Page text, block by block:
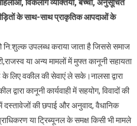
को
नि:शुल्क
प्राप्ति
के
लिए
सहायता
एवं
विकलांग व्यक्तियों, बच्चों, अनुसूचित
के साथ-साथ प्राकृतिक आपदाओं के
नि:शुल्क उपलब्ध कराया जाता है जिससे समाज
या अन्य मामलों में मुफ्त कानूनी सहायता
लिए वकील की सेवाएं ले सके।नालसा द्वारा
कानूनी कार्यवाही में सहयोग, विवादों की
में दस्तावेजों की छपाई और अनुवाद, वैधानिक
या ट्रिब्यूनल के समक्ष किसी भी मामले